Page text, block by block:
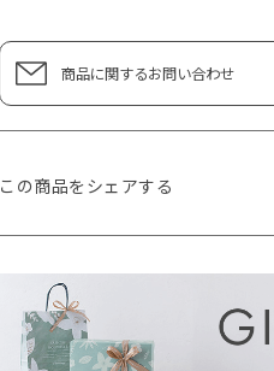
商品に関するお問い合わせ
この商品をシェアする